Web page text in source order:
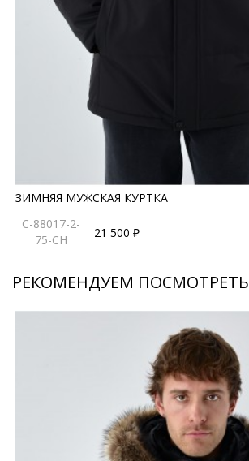
ЗИМНЯЯ МУЖСКАЯ КУРТКА
C-88017-2-
75-CH
21 500 ₽
РЕКОМЕНДУЕМ ПОСМОТРЕТЬ